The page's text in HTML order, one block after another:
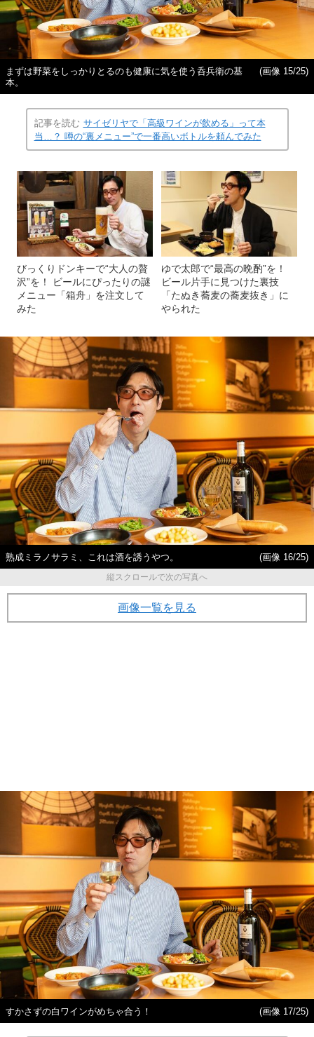
まずは野菜をしっかりとるのも健康に気を使う呑兵衛の基
本。
(画像 15/25)
記事を読む サイゼリヤで「高級ワインが飲める」って本
当…？ 噂の“裏メニュー”で一番高いボトルを頼んでみた
びっくりドンキーで“大人の贅
沢”を！ ビールにぴったりの謎
メニュー「箱舟」を注文して
みた
ゆで太郎で“最高の晩酌”を！
ビール片手に見つけた裏技
「たぬき蕎麦の蕎麦抜き」に
やられた
熟成ミラノサラミ、これは酒を誘うやつ。
(画像 16/25)
縦スクロールで次の写真へ
画像一覧を見る
すかさずの白ワインがめちゃ合う！ (画像 17/25)